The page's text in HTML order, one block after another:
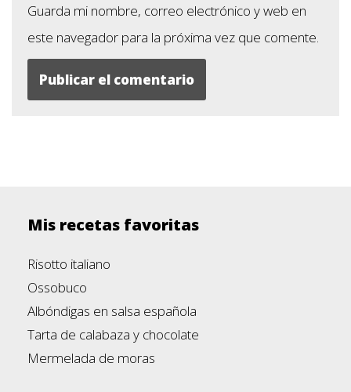
Guarda mi nombre, correo electrónico y web en
este navegador para la próxima vez que comente.
Mis recetas favoritas
Risotto italiano
Ossobuco
Albóndigas en salsa española
Tarta de calabaza y chocolate
Mermelada de moras